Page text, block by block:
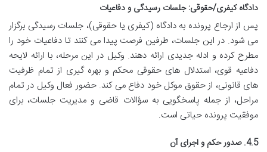
دادگاه کیفری/حقوقی: جلسات رسیدگی و دفاعیات
پس از ارجاع پرونده به دادگاه (کیفری یا حقوقی)، جلسات رسیدگی برگزار
می شود. در این جلسات، طرفین فرصت پیدا می کنند تا دفاعیات خود را
مطرح کرده و ادله جدیدی ارائه دهند. وکیل در این مرحله، با ارائه لایحه
دفاعیه قوی، استدلال های حقوقی محکم و بهره گیری از تمام ظرفیت
های قانونی، از حقوق موکل خود دفاع می کند. حضور فعال وکیل در تمام
مراحل، از جمله پاسخگویی به سؤالات قاضی و مدیریت جلسات، برای
موفقیت پرونده حیاتی است.
4.5. صدور حکم و اجرای آن